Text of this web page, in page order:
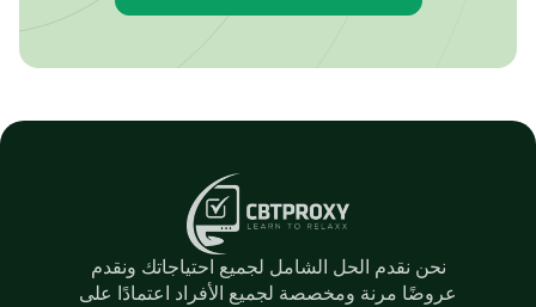
نحن نقدم الحل الشامل لجميع احتياجاتك ونقدم
عروضًا مرنة ومخصصة لجميع الأفراد اعتمادًا على